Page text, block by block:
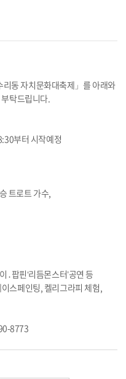
동 자치문화대축제」를 아래와
탁드립니다.
부터 시작예정
트로트 가수,
팝핀‘리듬몬스터’공연 등
스페인팅, 켈리그라피 체험,
8773